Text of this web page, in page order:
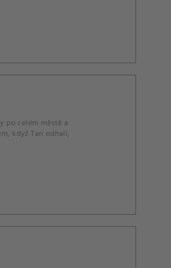
po celém městě a
když Tan odhalí,